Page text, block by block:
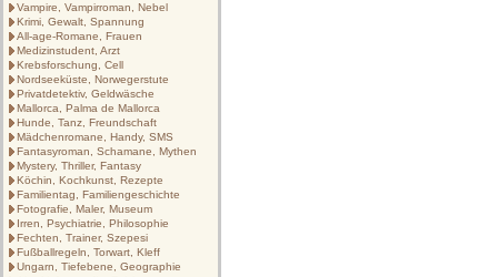
Vampire, Vampirroman, Nebel
Krimi, Gewalt, Spannung
All-age-Romane, Frauen
Medizinstudent, Arzt
Krebsforschung, Cell
Nordseeküste, Norwegerstute
Privatdetektiv, Geldwäsche
Mallorca, Palma de Mallorca
Hunde, Tanz, Freundschaft
Mädchenromane, Handy, SMS
Fantasyroman, Schamane, Mythen
Mystery, Thriller, Fantasy
Köchin, Kochkunst, Rezepte
Familientag, Familiengeschichte
Fotografie, Maler, Museum
Irren, Psychiatrie, Philosophie
Fechten, Trainer, Szepesi
Fußballregeln, Torwart, Kleff
Ungarn, Tiefebene, Geographie